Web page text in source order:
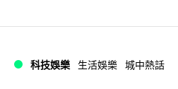
科技娛樂 生活娛樂 城中熱話